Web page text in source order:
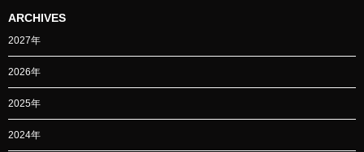
ARCHIVES
2027年
2026年
2025年
2024年